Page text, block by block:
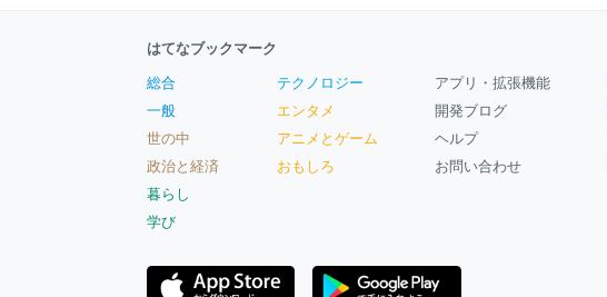
はてなブックマーク
総合
一般
世の中
政治と経済
暮らし
学び
テクノロジー
エンタメ
アニメとゲーム
おもしろ
アプリ・拡張機能
開発ブログ
ヘルプ
お問い合わせ